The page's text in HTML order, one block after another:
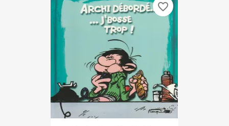
favorite_border